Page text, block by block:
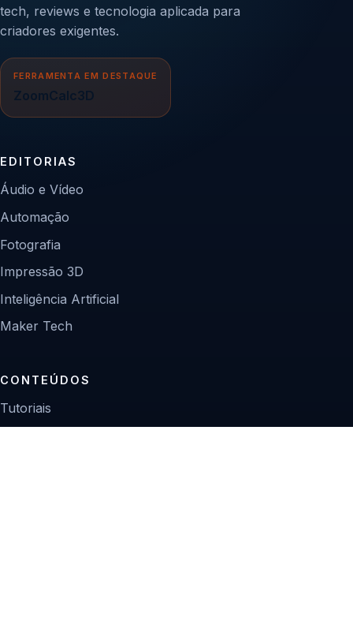
tech, reviews e tecnologia aplicada para
criadores exigentes.
FERRAMENTA EM DESTAQUE
ZoomCalc3D
EDITORIAS
Áudio e Vídeo
Automação
Fotografia
Impressão 3D
Inteligência Artificial
Maker Tech
CONTEÚDOS
Tutoriais